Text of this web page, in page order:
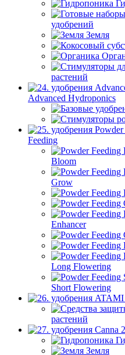
удобрений
Земля
растений
Advanced Hydroponics
Feeding
Bloom
Grow
Enhancer
Long Flowering
Short Flowering
растений
Земля